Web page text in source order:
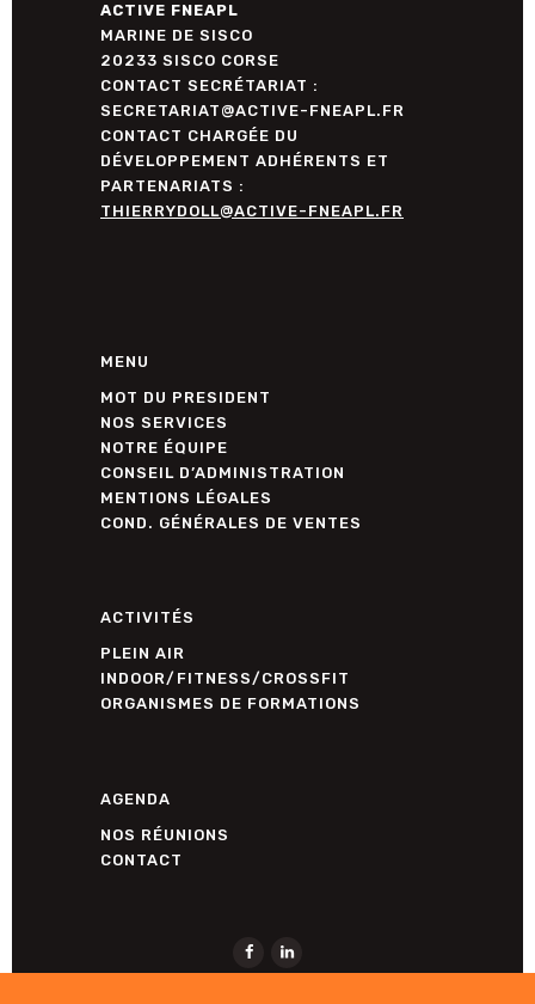
ACTIVE FNEAPL
MARINE DE SISCO
20233 SISCO CORSE
CONTACT SECRÉTARIAT :
SECRETARIAT@ACTIVE-FNEAPL.FR
CONTACT CHARGÉE DU
DÉVELOPPEMENT ADHÉRENTS ET
PARTENARIATS :
THIERRYDOLL@ACTIVE-FNEAPL.FR
MENU
MOT DU PRESIDENT
NOS SERVICES
NOTRE ÉQUIPE
CONSEIL D’ADMINISTRATION
MENTIONS LÉGALES
COND. GÉNÉRALES DE VENTES
ACTIVITÉS
PLEIN AIR
INDOOR/FITNESS/CROSSFIT
ORGANISMES DE FORMATIONS
AGENDA
NOS RÉUNIONS
CONTACT